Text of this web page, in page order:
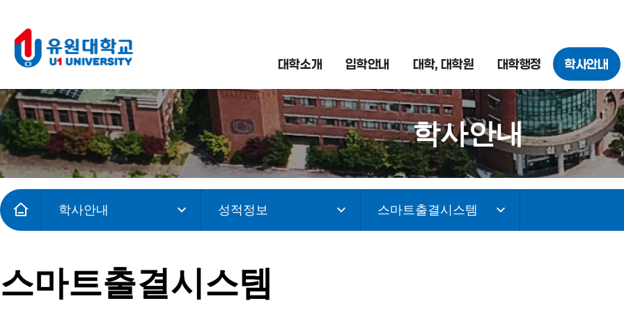
대학소개 입학안내 대학, 대학원 대학행정 학사안내
학사안내
학사안내 성적정보 스마트출결시스템
스마트출결시스템